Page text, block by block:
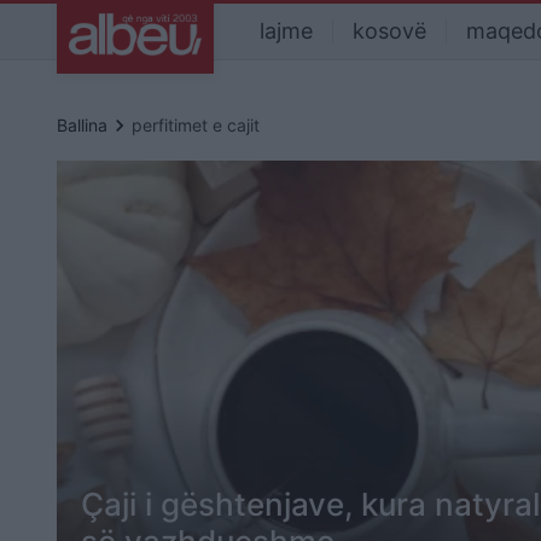
lajme kosovë
Ballina keyboard_arrow_right perfitimet e cajit
Çaji i gështenjave, kura